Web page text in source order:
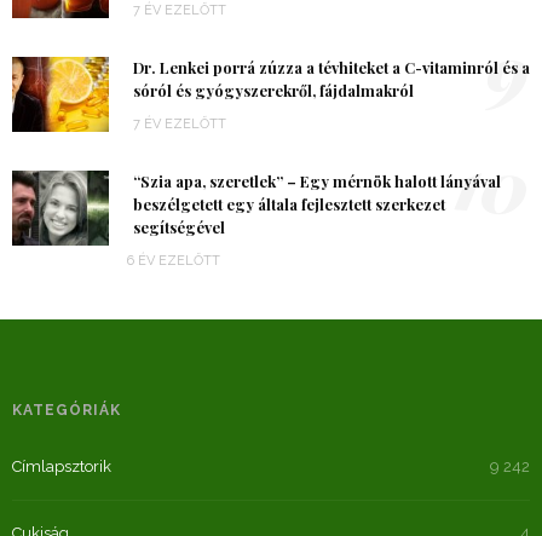
7 ÉV EZELŐTT
Dr. Lenkei porrá zúzza a tévhiteket a C-vitaminról és a
sóról és gyógyszerekről, fájdalmakról
7 ÉV EZELŐTT
9
“Szia apa, szeretlek” – Egy mérnök halott lányával
beszélgetett egy általa fejlesztett szerkezet
segítségével
6 ÉV EZELŐTT
10
KATEGÓRIÁK
Címlapsztorik 9 242